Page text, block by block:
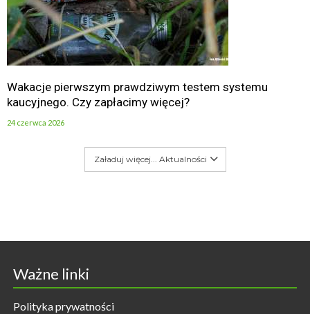
Wakacje pierwszym prawdziwym testem systemu
kaucyjnego. Czy zapłacimy więcej?
24 czerwca 2026
Załaduj więcej... Aktualności
Ważne linki
Polityka prywatności